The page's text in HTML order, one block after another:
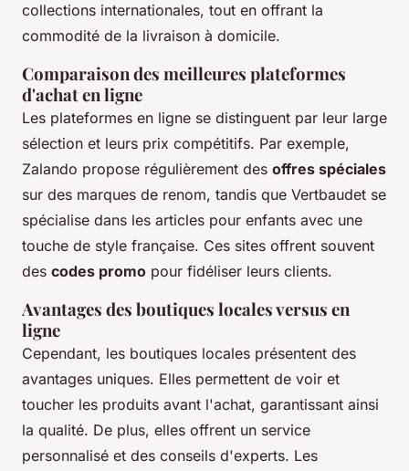
collections internationales, tout en offrant la
commodité de la livraison à domicile.
Comparaison des meilleures plateformes
d'achat en ligne
Les plateformes en ligne se distinguent par leur large
sélection et leurs prix compétitifs. Par exemple,
Zalando propose régulièrement des offres spéciales
sur des marques de renom, tandis que Vertbaudet se
spécialise dans les articles pour enfants avec une
touche de style française. Ces sites offrent souvent
des codes promo pour fidéliser leurs clients.
Avantages des boutiques locales versus en
ligne
Cependant, les boutiques locales présentent des
avantages uniques. Elles permettent de voir et
toucher les produits avant l'achat, garantissant ainsi
la qualité. De plus, elles offrent un service
personnalisé et des conseils d'experts. Les